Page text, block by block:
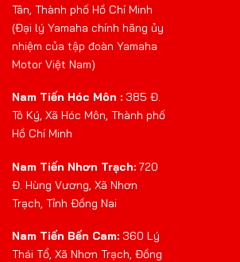
Tân, Thành phố Hồ Chí Minh
(Đại lý Yamaha chính hãng ủy
nhiệm của tập đoàn Yamaha
Motor Việt Nam)
Nam Tiến Hóc Môn : 385 Đ.
Tô Ký, Xã Hóc Môn, Thành phố
Hồ Chí Minh
Nam Tiến Nhơn Trạch: 720
Đ. Hùng Vương, Xã Nhơn
Trạch, Tỉnh Đồng Nai
Nam Tiến Bến Cam: 360 Lý
Thái Tổ, Xã Nhơn Trạch, Đồng